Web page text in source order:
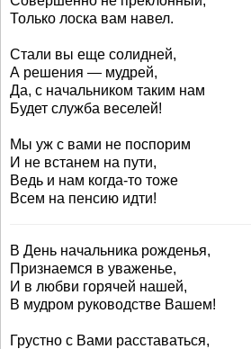
Только лоска вам навел.
Стали вы еще солидней,
А решения — мудрей,
Да, с начальником таким нам
Будет служба веселей!
Мы уж с вами не поспорим
И не встанем на пути,
Ведь и нам когда-то тоже
Всем на пенсию идти!
В День начальника рожденья,
Признаемся в уваженье,
И в любви горячей нашей,
В мудром руководстве Вашем!
Грустно с Вами расставаться,